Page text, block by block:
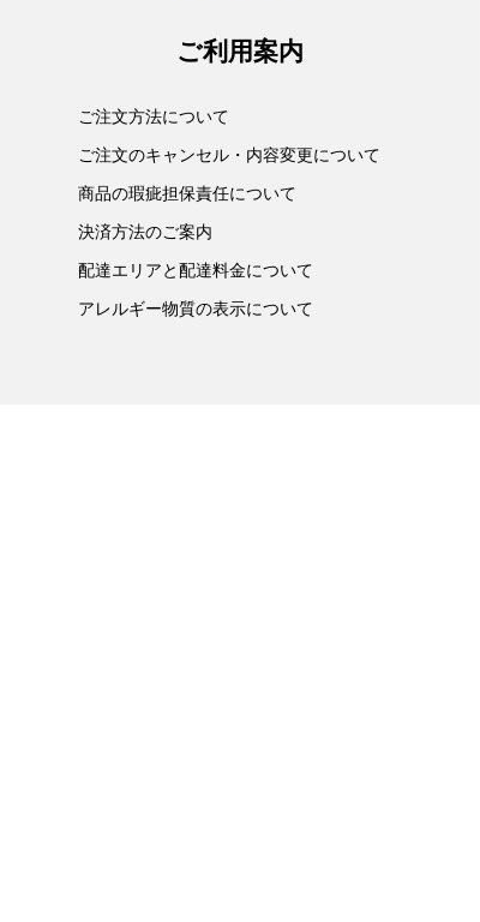
ご利用案内
ご注文方法について
ご注文のキャンセル・内容変更について
商品の瑕疵担保責任について
決済方法のご案内
配達エリアと配達料金について
アレルギー物質の表示について